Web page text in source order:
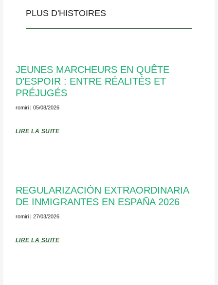
PLUS D'HISTOIRES
JEUNES MARCHEURS EN QUÊTE
D’ESPOIR : ENTRE RÉALITÉS ET
PRÉJUGÉS
romiri 05/08/2026
LIRE LA SUITE
REGULARIZACIÓN EXTRAORDINARIA
DE INMIGRANTES EN ESPAÑA 2026
romiri 27/03/2026
LIRE LA SUITE